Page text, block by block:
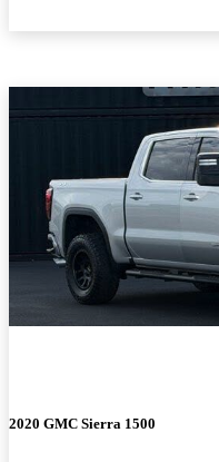
2020 GMC Sierra 1500